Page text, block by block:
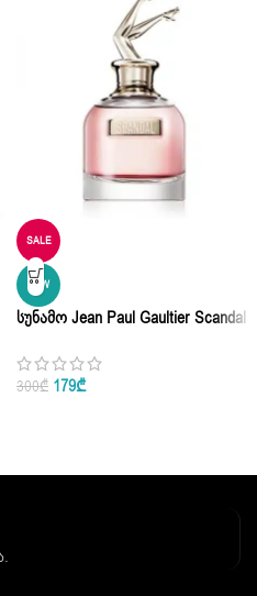
SALE
NEW
Სუნამო Jean Paul Gaultier Scandal
300₾ 179₾